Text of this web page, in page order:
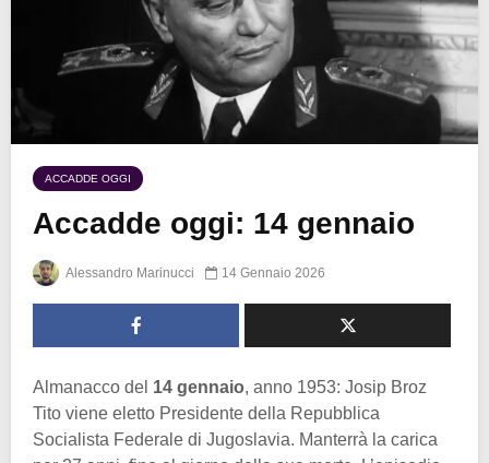
ACCADDE OGGI
Accadde oggi: 14 gennaio
Alessandro Marinucci 14 Gennaio 2026
Almanacco del 14 gennaio, anno 1953: Josip Broz
Tito viene eletto Presidente della Repubblica
Socialista Federale di Jugoslavia. Manterrà la carica